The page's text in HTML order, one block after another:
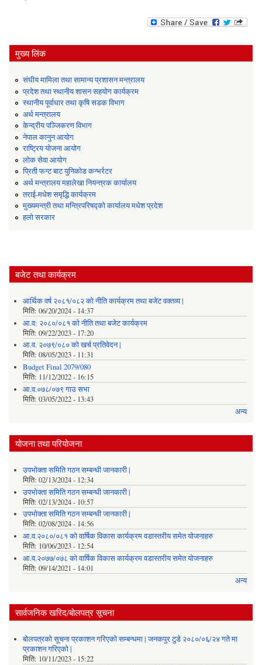
मुख्य लिंक
संघीय मामिला तथा सामान्य प्रशासन मन्त्रालय
प्रदेश तथा स्थानीय शासन सहयोग कार्यक्रम
स्थानीय पूर्वाधार तथा कृषि सडक विभाग
अर्थ मन्त्रालय
केन्द्रीय पञ्जिकरण विभाग
नेपाल कानुन आयोग
राष्ट्रिय योजना आयोग
लोक सेवा आयोग
प्रिती फन्ट बाट युनिकोड कन्भर्रटर
अर्थ मन्त्रालय महालेखा नियन्त्रक कार्यालय
तराई-मधेश समृद्धि कार्यक्रम
मुख्यमन्त्री तथा मन्त्रिपरिषद्को कार्यालय मधेश प्रदेश
हलो सरकार
बजेट तथा कार्यक्रम
आर्थिक वर्ष २०८१/०८२ को नीति कार्यक्रम तथा बजेट वक्तव्य |
मिति: 06/20/2024 - 14:37
आ.व: २०८०/०८१ को नीति तथा बजेट कार्यक्रम
मिति: 09/22/2023 - 17:20
आ.व. २०७९/०८० को खर्च प्रतिवेदन |
मिति: 08/05/2023 - 11:31
Budget Final 2079/080
मिति: 11/12/2022 - 16:15
आ.व.०७८/०७९ गाउ सभा
मिति: 03/05/2022 - 13:43
अन्य
योजना तथा परियोजना
उपभोक्ता समिति गठन सम्बन्धी जानकारी |
मिति: 02/13/2024 - 12:34
उपभोक्ता समिति गठन सम्बन्धी जानकारी |
मिति: 02/13/2024 - 10:57
उपभोक्ता समिति गठन सम्बन्धी जानकारी |
मिति: 02/08/2024 - 14:56
आ.व.२०८०/०८१ को वार्षिक विकास कार्यक्रम वडास्तरीय समेत योजनाहरु
मिति: 10/06/2023 - 12:54
आ.व.२०७७/०७८ को वार्षिक विकास कार्यक्रम वडास्तरीय समेत योजनाहरु
मिति: 09/14/2021 - 14:01
अन्य
सार्वजनिक खरिद/बोलपत्र सूचना
बोलपत्रको सूचना प्रकाशन गरिएको सम्बन्धमा | जनकपुर टुडे २०८०/०६/२४ गते मा
प्रकाशन गरिएको |
मिति: 10/11/2023 - 15:22